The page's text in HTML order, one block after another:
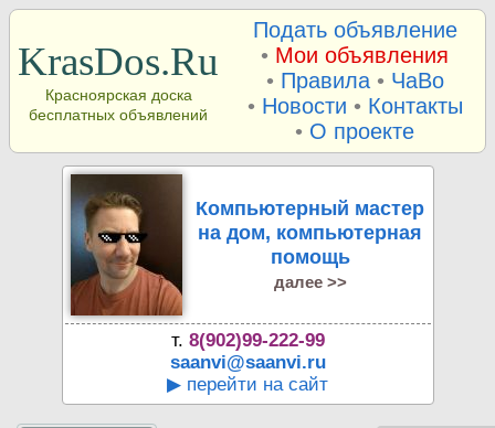
KrasDos.Ru
Красноярская доска
бесплатных объявлений
Подать объявление
• Мои объявления
• Правила• ЧаВо
• Новости • Контакты
• О проекте
Компьютерный мастер
на дом, компьютерная
помощь
далее >>
т. 8(902)99-222-99
saanvi@saanvi.ru
▶ перейти на сайт